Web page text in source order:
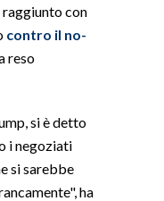
raggiunto con
contro il no-
reso
si è detto
i negoziati
si sarebbe
ha